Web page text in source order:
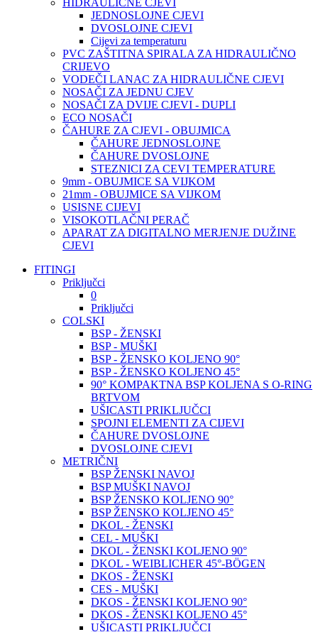
HIDRAULIČNE CJEVI
JEDNOSLOJNE CJEVI
DVOSLOJNE CJEVI
Cijevi za temperaturu
PVC ZAŠTITNA SPIRALA ZA HIDRAULIČNO
CRIJEVO
VODEČI LANAC ZA HIDRAULIČNE CJEVI
NOSAČI ZA JEDNU CJEV
NOSAČI ZA DVIJE CJEVI - DUPLI
ECO NOSAČI
ČAHURE ZA CJEVI - OBUJMICA
ČAHURE JEDNOSLOJNE
ČAHURE DVOSLOJNE
STEZNICI ZA CEVI TEMPERATURE
9mm - OBUJMICE SA VIJKOM
21mm - OBUJMICE SA VIJKOM
USISNE CIJEVI
VISOKOTLAČNI PERAČ
APARAT ZA DIGITALNO MERJENJE DUŽINE
CJEVI
FITINGI
Priključci
0
Priključci
COLSKI
BSP - ŽENSKI
BSP - MUŠKI
BSP - ŽENSKO KOLJENO 90°
BSP - ŽENSKO KOLJENO 45°
90° KOMPAKTNA BSP KOLJENA S O-RING
BRTVOM
UŠICASTI PRIKLJUČCI
SPOJNI ELEMENTI ZA CIJEVI
ČAHURE DVOSLOJNE
DVOSLOJNE CJEVI
METRIČNI
BSP ŽENSKI NAVOJ
BSP MUŠKI NAVOJ
BSP ŽENSKO KOLJENO 90°
BSP ŽENSKO KOLJENO 45°
DKOL - ŽENSKI
CEL - MUŠKI
DKOL - ŽENSKI KOLJENO 90°
DKOL - WEIBLICHER 45°-BÖGEN
DKOS - ŽENSKI
CES - MUŠKI
DKOS - ŽENSKI KOLJENO 90°
DKOS - ŽENSKI KOLJENO 45°
UŠICASTI PRIKLJUČCI